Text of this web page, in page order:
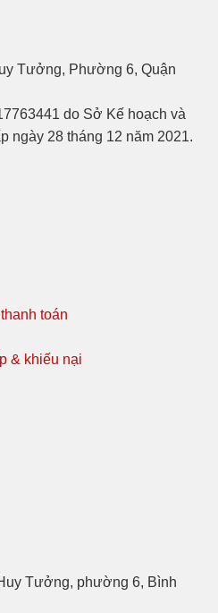
Tưởng, Phường 6, Quận
do Sở Kế hoạch và
ngày 28 tháng 12 năm 2021.
toán
& khiếu nại
Tưởng, phường 6, Bình